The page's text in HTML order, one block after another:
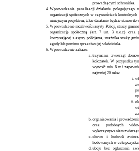
prowadzącymi schroniska.
Wprowadzenie penalizacji działania polegającego
organizacji społecznych w czynnościach
niniejszym projektem, takie działanie będzie
Wprowadzenie możliwości asysty Policji, straży
organizację społeczną (art. 7 ust. 3 u.o.z) oraz
korzystającej z asysty policjanta, strażnika straży
zgody lub pomimo sprzeciwu jej właściciela.
Wprowadzenie zakazu:
trzymania zwierząt
kolczatek. W przypadku
wynosić min. 6 m i
najmniej 20 mkw.
organizowania i
oraz podobnych
wykorzystywaniem
chowu i hodowli
hodowanych w celu
uboju bez ogłuszania